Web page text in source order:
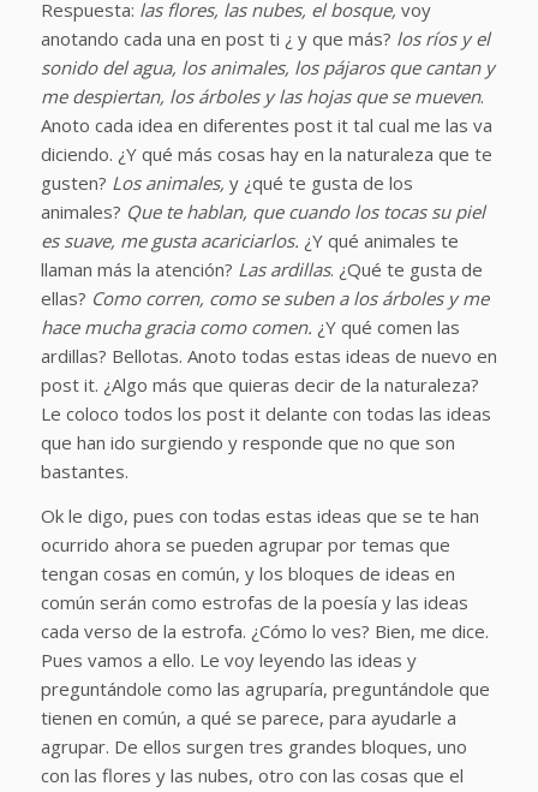
Respuesta: las flores, las nubes, el bosque, voy
anotando cada una en post ti ¿ y que más? los ríos y el
sonido del agua, los animales, los pájaros que cantan y
me despiertan, los árboles y las hojas que se mueven.
Anoto cada idea en diferentes post it tal cual me las va
diciendo. ¿Y qué más cosas hay en la naturaleza que te
gusten? Los animales, y ¿qué te gusta de los
animales? Que te hablan, que cuando los tocas su piel
es suave, me gusta acariciarlos. ¿Y qué animales te
llaman más la atención? Las ardillas. ¿Qué te gusta de
ellas? Como corren, como se suben a los árboles y me
hace mucha gracia como comen. ¿Y qué comen las
ardillas? Bellotas. Anoto todas estas ideas de nuevo en
post it. ¿Algo más que quieras decir de la naturaleza?
Le coloco todos los post it delante con todas las ideas
que han ido surgiendo y responde que no que son
bastantes.
Ok le digo, pues con todas estas ideas que se te han
ocurrido ahora se pueden agrupar por temas que
tengan cosas en común, y los bloques de ideas en
común serán como estrofas de la poesía y las ideas
cada verso de la estrofa. ¿Cómo lo ves? Bien, me dice.
Pues vamos a ello. Le voy leyendo las ideas y
preguntándole como las agruparía, preguntándole que
tienen en común, a qué se parece, para ayudarle a
agrupar. De ellos surgen tres grandes bloques, uno
con las flores y las nubes, otro con las cosas que el